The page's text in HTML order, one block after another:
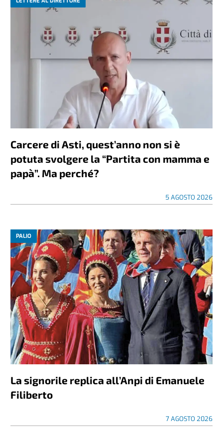
Carcere di Asti, quest’anno non si è
potuta svolgere la “Partita con mamma e
papà”. Ma perché?
5 AGOSTO 2026
PALIO
La signorile replica all’Anpi di Emanuele
Filiberto
7 AGOSTO 2026